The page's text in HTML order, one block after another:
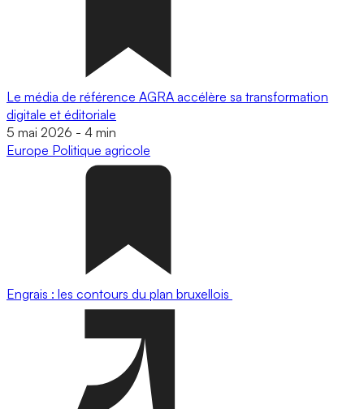
Le média de référence AGRA accélère sa transformation
digitale et éditoriale
5 mai 2026 - 4 min
Europe Politique agricole
Engrais : les contours du plan bruxellois